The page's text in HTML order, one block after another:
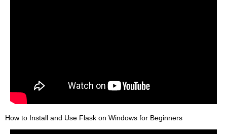
How to Install and Use Flask on Windows for Beginners